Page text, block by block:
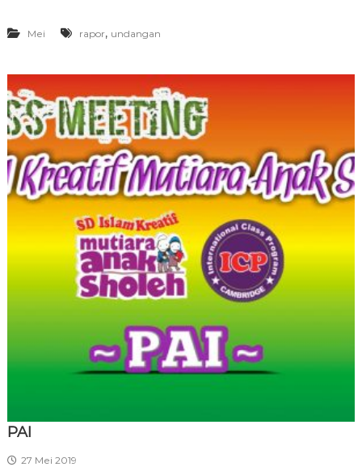
Mei rapor, undangan
PAI
27 Mei 2019